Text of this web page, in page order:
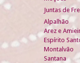
Juntas de
Alpalhão
Arez e
Espírito
Montalvão
Santana